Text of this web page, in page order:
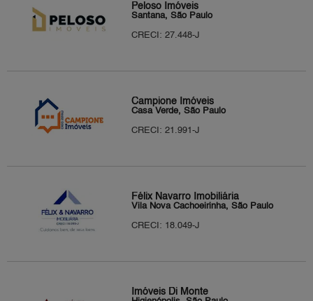
Peloso Imóveis
Santana, São Paulo
CRECI: 27.448-J
Campione Imóveis
Casa Verde, São Paulo
CRECI: 21.991-J
Félix Navarro Imobiliária
Vila Nova Cachoeirinha, São Paulo
CRECI: 18.049-J
Imóveis Di Monte